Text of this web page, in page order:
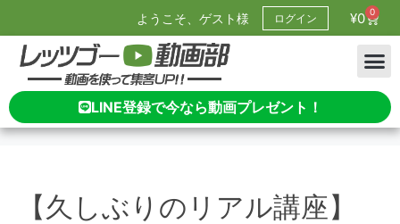
ようこそ、ゲスト様 ログイン ¥0 0
LINE登録で今なら動画プレゼント！
【久しぶりのリアル講座】